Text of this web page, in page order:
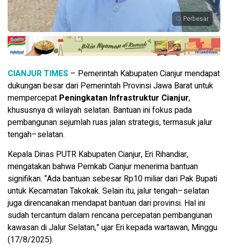
Perbesar
CIANJUR TIMES – Pemerintah Kabupaten Cianjur mendapat
dukungan besar dari Pemerintah Provinsi Jawa Barat untuk
mempercepat Peningkatan Infrastruktur Cianjur,
khususnya di wilayah selatan. Bantuan ini fokus pada
pembangunan sejumlah ruas jalan strategis, termasuk jalur
tengah–selatan.
Kepala Dinas PUTR Kabupaten Cianjur, Eri Rihandiar,
mengatakan bahwa Pemkab Cianjur menerima bantuan
signifikan. “Ada bantuan sebesar Rp10 miliar dari Pak Bupati
untuk Kecamatan Takokak. Selain itu, jalur tengah–selatan
juga direncanakan mendapat bantuan dari provinsi. Hal ini
sudah tercantum dalam rencana percepatan pembangunan
kawasan di Jalur Selatan,” ujar Eri kepada wartawan, Minggu
(17/8/2025).